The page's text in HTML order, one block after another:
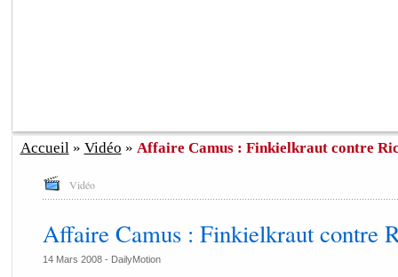
Accueil» Vidéo » Affaire Camus : Finkielkraut contre
Vidéo
Affaire Camus : Finkielkraut contre
14 Mars 2008 - DailyMotion